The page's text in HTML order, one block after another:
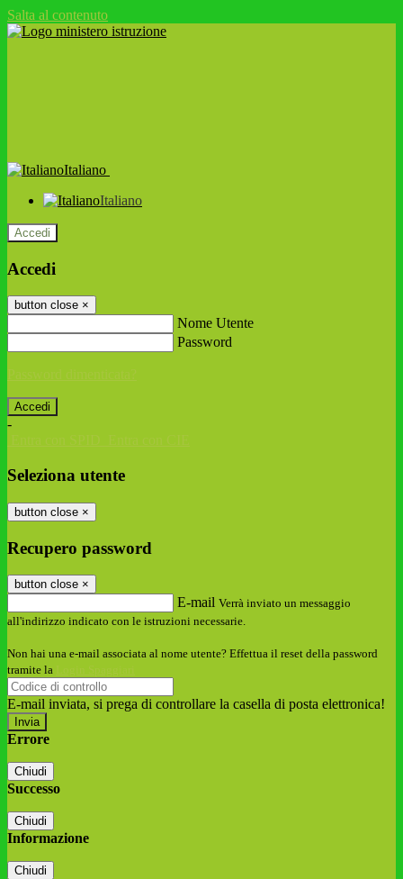
Salta al contenuto
Italiano
Italiano
Accedi
Accedi
button close ×
Nome Utente
Password
-
Seleziona utente
button close ×
Recupero password
button close ×
E-mail Verrà inviato un messaggio
all'indirizzo indicato con le istruzioni necessarie.
Non hai una e-mail associata al nome utente? Effettua il reset della password
tramite la
E-mail inviata, si prega di controllare la casella di posta elettronica!
Errore
Chiudi
Successo
Chiudi
Informazione
Chiudi